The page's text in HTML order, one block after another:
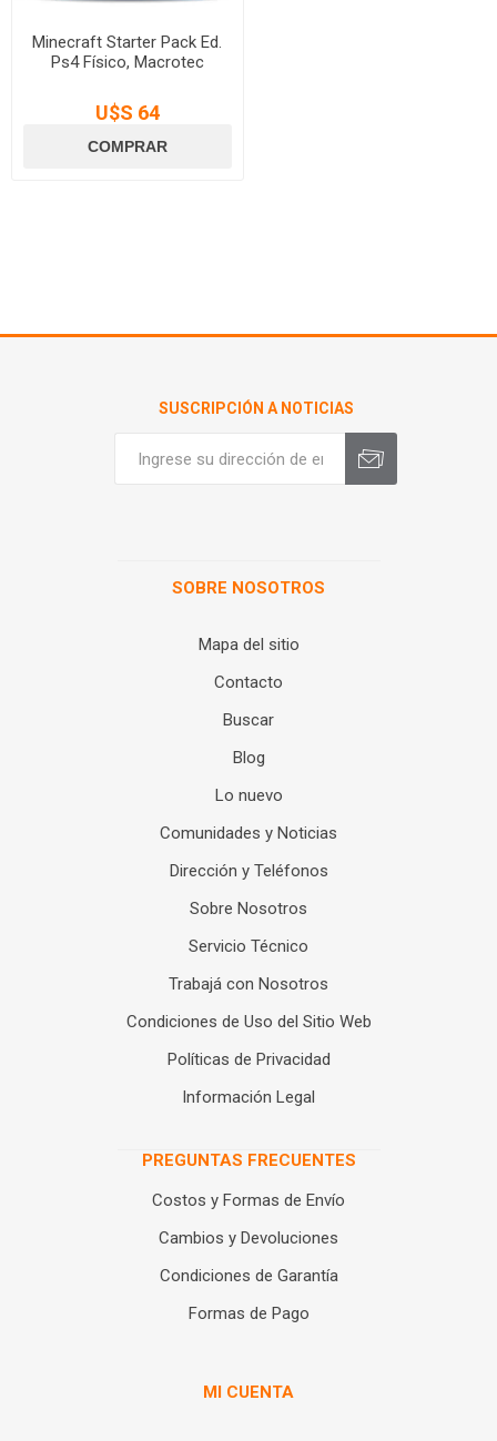
Minecraft Starter Pack Ed.
Ps4 Físico, Macrotec
U$S 64
SUSCRIPCIÓN A NOTICIAS
SOBRE NOSOTROS
Mapa del sitio
Contacto
Buscar
Blog
Lo nuevo
Comunidades y Noticias
Dirección y Teléfonos
Sobre Nosotros
Servicio Técnico
Trabajá con Nosotros
Condiciones de Uso del Sitio Web
Políticas de Privacidad
Información Legal
PREGUNTAS FRECUENTES
Costos y Formas de Envío
Cambios y Devoluciones
Condiciones de Garantía
Formas de Pago
MI CUENTA